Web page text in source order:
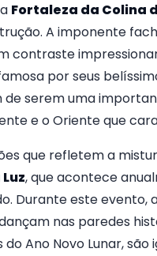
Fortaleza da Colina
A imponente
contraste
por seus
de serem uma
e o Oriente que
que refletem a
, que acontece
Durante este
nas paredes
Ano Novo Lunar,